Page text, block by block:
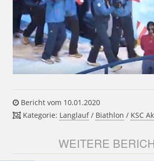
Bericht vom 10.01.2020
Kategorie: Langlauf/ Biathlon / KSC
WEITERE